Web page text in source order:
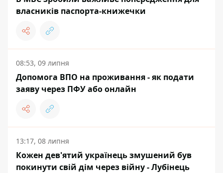
власників паспорта-книжечки
08:53, 09 липня
Допомога ВПО на проживання - як подати
заяву через ПФУ або онлайн
13:17, 08 липня
Кожен дев'ятий українець змушений був
покинути свій дім через війну - Лубінець